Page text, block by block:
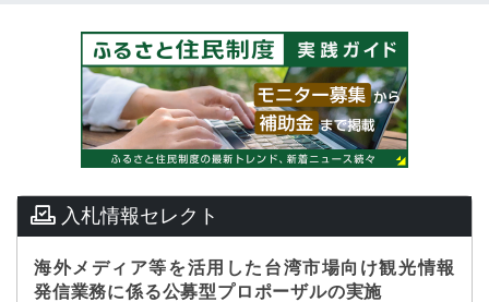
入札情報セレクト
海外メディア等を活用した台湾市場向け観光情報
発信業務に係る公募型プロポーザルの実施